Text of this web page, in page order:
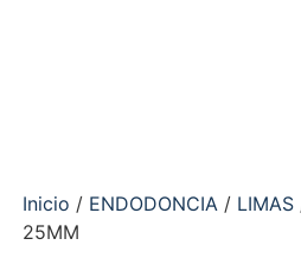
Inicio / ENDODONCIA / LIMAS
25MM